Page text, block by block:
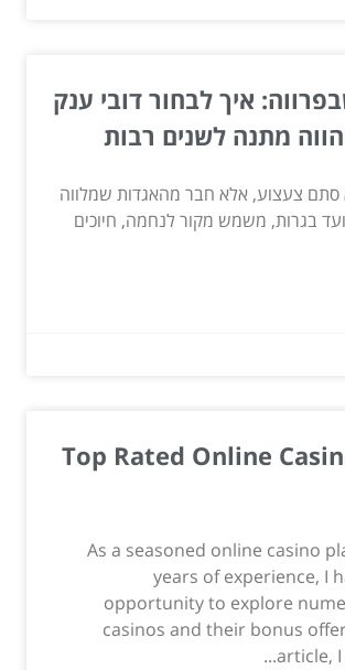
איך לבחור דובי ענק
מתנה לשנים רבות
סתם צעצוע, אלא חבר מהאגדות שמלווה
ועד בגרות, משמש מקור לנחמה, חיוכים
Top Rated Online
As a seasoned online casino
years of experience, I
opportunity to explore
casinos and their bonus
article, I